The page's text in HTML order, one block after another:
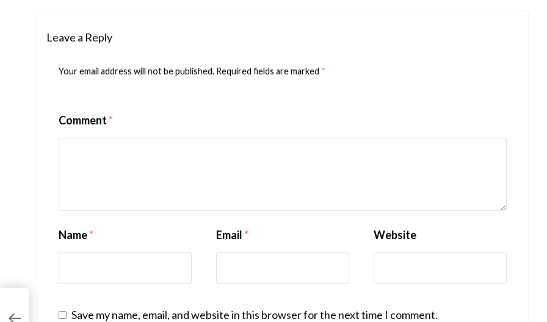
Leave a Reply
Your email address will not be published. Required fields are marked *
Comment*
Name* Email* Website
Save my name, email, and website in this browser for the next time I comment.